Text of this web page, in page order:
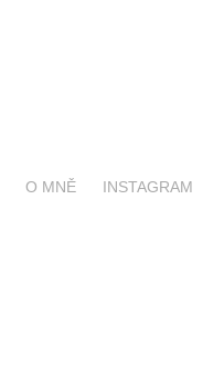
O MNĚ INSTAGRAM